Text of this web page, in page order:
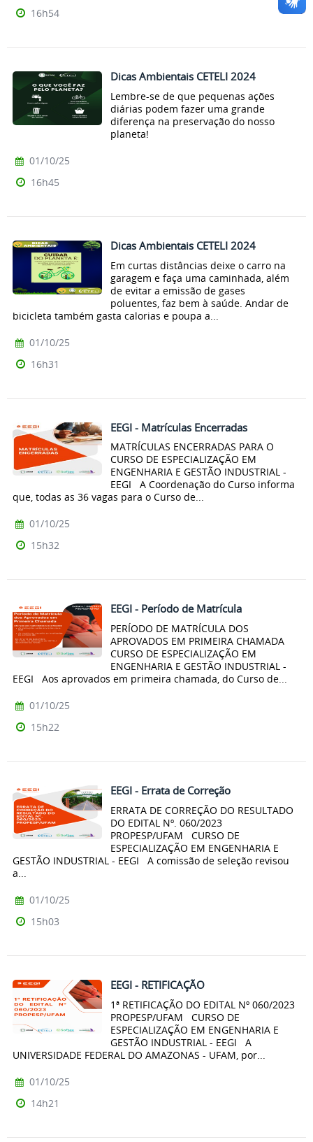
16h54
Dicas Ambientais CETELI 2024
Lembre-se de que pequenas ações
diárias podem fazer uma grande
diferença na preservação do nosso
planeta!
01/10/25
16h45
Dicas Ambientais CETELI 2024
Em curtas distâncias deixe o carro na
garagem e faça uma caminhada, além
de evitar a emissão de gases
poluentes, faz bem à saúde. Andar de
bicicleta também gasta calorias e poupa a...
01/10/25
16h31
EEGI - Matrículas Encerradas
MATRÍCULAS ENCERRADAS PARA O
CURSO DE ESPECIALIZAÇÃO EM
ENGENHARIA E GESTÃO INDUSTRIAL -
EEGI A Coordenação do Curso informa
que, todas as 36 vagas para o Curso de...
01/10/25
15h32
EEGI - Período de Matrícula
PERÍODO DE MATRÍCULA DOS
APROVADOS EM PRIMEIRA CHAMADA
CURSO DE ESPECIALIZAÇÃO EM
ENGENHARIA E GESTÃO INDUSTRIAL -
EEGI Aos aprovados em primeira chamada, do Curso de...
01/10/25
15h22
EEGI - Errata de Correção
ERRATA DE CORREÇÃO DO RESULTADO
DO EDITAL Nº. 060/2023
PROPESP/UFAM CURSO DE
ESPECIALIZAÇÃO EM ENGENHARIA E
GESTÃO INDUSTRIAL - EEGI A comissão de seleção revisou
a...
01/10/25
15h03
EEGI - RETIFICAÇÃO
1ª RETIFICAÇÃO DO EDITAL Nº 060/2023
PROPESP/UFAM CURSO DE
ESPECIALIZAÇÃO EM ENGENHARIA E
GESTÃO INDUSTRIAL - EEGI A
UNIVERSIDADE FEDERAL DO AMAZONAS - UFAM, por...
01/10/25
14h21